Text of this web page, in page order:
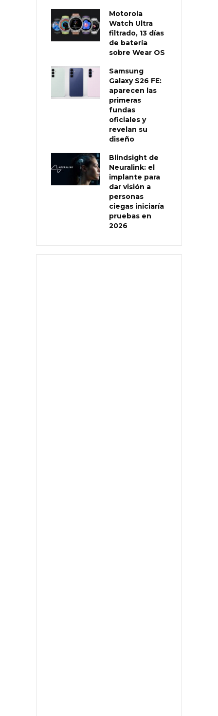
Motorola
Watch Ultra
filtrado, 13 días
de batería
sobre Wear OS
Samsung
Galaxy S26 FE:
aparecen las
primeras
fundas
oficiales y
revelan su
diseño
Blindsight de
Neuralink: el
implante para
dar visión a
personas
ciegas iniciaría
pruebas en
2026